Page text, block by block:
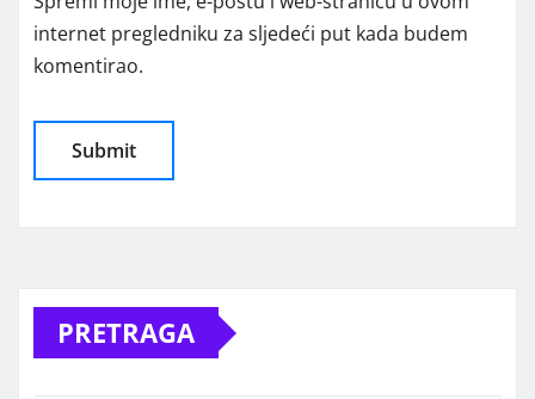
internet pregledniku za sljedeći put kada budem
komentirao.
PRETRAGA